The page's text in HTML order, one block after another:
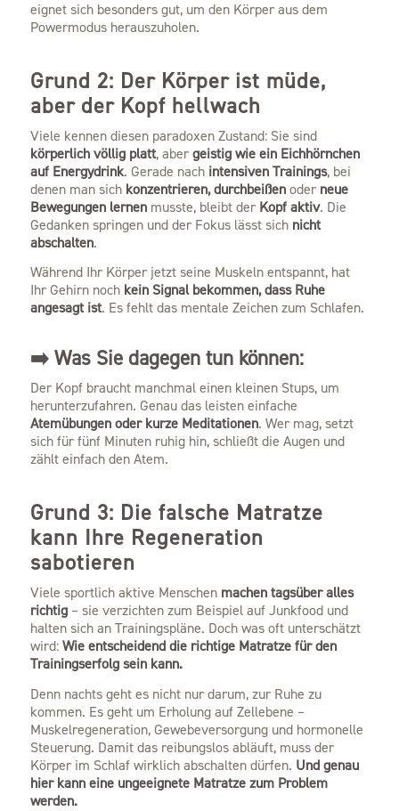
eignet sich besonders gut, um den Körper aus dem
Powermodus herauszuholen.
Grund 2: Der Körper ist müde,
aber der Kopf hellwach
Viele kennen diesen paradoxen Zustand: Sie sind
körperlich völlig platt, abergeistig wie ein Eichhörnchen
auf Energydrink. Gerade nach intensiven Trainings, bei
denen man sich konzentrieren, durchbeißenoder neue
Bewegungen lernenmusste, bleibt der Kopf aktiv. Die
Gedanken springen und der Fokus lässt sich nicht
abschalten.
Während Ihr Körper jetzt seine Muskeln entspannt, hat
Ihr Gehirn noch kein Signal bekommen, dass Ruhe
angesagt ist. Es fehlt das mentale Zeichen zum Schlafen.
➡️ Was Sie dagegen tun können:
Der Kopf braucht manchmal einen kleinen Stups, um
herunterzufahren. Genau das leisten einfache
Atemübungen oder kurze Meditationen. Wer mag, setzt
sich für fünf Minuten ruhig hin, schließt die Augen und
zählt einfach den Atem.
Grund 3: Die falsche Matratze
kann Ihre Regeneration
sabotieren
Viele sportlich aktive Menschen machen tagsüber alles
richtig – sie verzichten zum Beispiel auf Junkfood und
halten sich an Trainingspläne. Doch was oft unterschätzt
wird:Wie entscheidend die richtige Matratze für den
Trainingserfolg sein kann.
Denn nachts geht es nicht nur darum, zur Ruhe zu
kommen. Es geht um Erholung auf Zellebene –
Muskelregeneration, Gewebeversorgung und hormonelle
Steuerung. Damit das reibungslos abläuft, muss der
Körper im Schlaf wirklich abschalten dürfen. Und genau
hier kann eine ungeeignete Matratze zum Problem
werden.